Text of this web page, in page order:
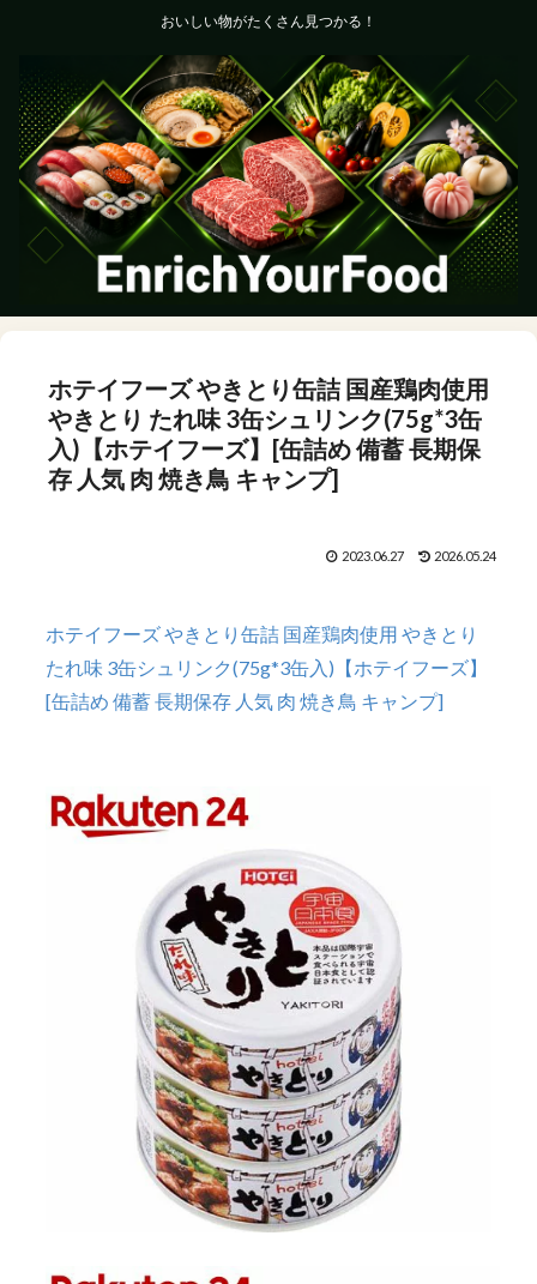
おいしい物がたくさん見つかる！
ホテイフーズ やきとり缶詰 国産鶏肉使用
やきとり たれ味 3缶シュリンク(75g*3缶
入)【ホテイフーズ】[缶詰め 備蓄 長期保
存 人気 肉 焼き鳥 キャンプ]
2023.06.27 2026.05.24
ホテイフーズ やきとり缶詰 国産鶏肉使用 やきとり
たれ味 3缶シュリンク(75g*3缶入)【ホテイフーズ】
[缶詰め 備蓄 長期保存 人気 肉 焼き鳥 キャンプ]